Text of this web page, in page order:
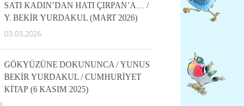
SATI KADIN’DAN HATI ÇIRPAN’A… /
Y. BEKİR YURDAKUL (MART 2026)
03.03.2026
GÖKYÜZÜNE DOKUNUNCA / YUNUS
BEKİR YURDAKUL / CUMHURİYET
KİTAP (6 KASIM 2025)